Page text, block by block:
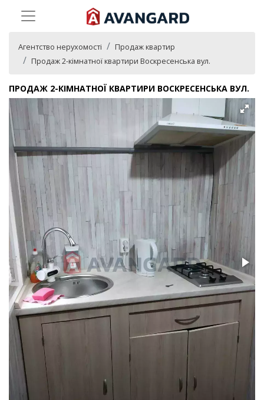
Агентство нерухомості
Продаж квартир
Продаж 2-кімнатної квартири Воскресенська вул.
ПРОДАЖ 2-КІМНАТНОЇ КВАРТИРИ ВОСКРЕСЕНСЬКА ВУЛ.